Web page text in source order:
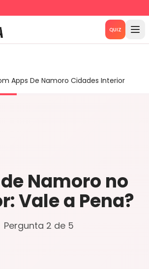
QUIZ
Apps De Namoro Cidades Interior
Namoro no
Vale a Pena?
Pergunta 2 de 5